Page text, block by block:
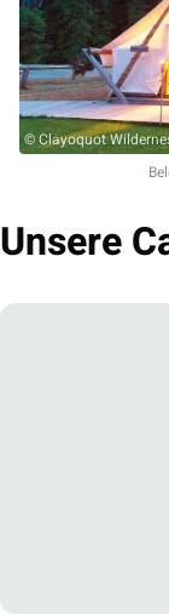
© Clayoquot
Unsere